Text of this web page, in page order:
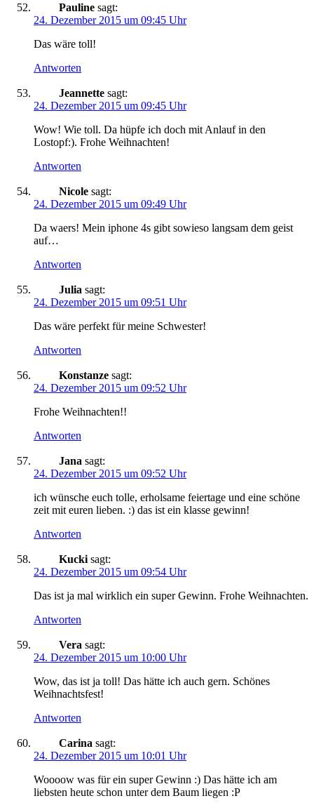
Pauline sagt:
24. Dezember 2015 um 09:45 Uhr
Das wäre toll!
Antworten
Jeannette sagt:
24. Dezember 2015 um 09:45 Uhr
Wow! Wie toll. Da hüpfe ich doch mit Anlauf in den
Lostopf:). Frohe Weihnachten!
Antworten
Nicole sagt:
24. Dezember 2015 um 09:49 Uhr
Da waers! Mein iphone 4s gibt sowieso langsam dem geist
auf…
Antworten
Julia sagt:
24. Dezember 2015 um 09:51 Uhr
Das wäre perfekt für meine Schwester!
Antworten
Konstanze sagt:
24. Dezember 2015 um 09:52 Uhr
Frohe Weihnachten!!
Antworten
Jana sagt:
24. Dezember 2015 um 09:52 Uhr
ich wünsche euch tolle, erholsame feiertage und eine schöne
zeit mit euren lieben. :) das ist ein klasse gewinn!
Antworten
Kucki sagt:
24. Dezember 2015 um 09:54 Uhr
Das ist ja mal wirklich ein super Gewinn. Frohe Weihnachten.
Antworten
Vera sagt:
24. Dezember 2015 um 10:00 Uhr
Wow, das ist ja toll! Das hätte ich auch gern. Schönes
Weihnachtsfest!
Antworten
Carina sagt:
24. Dezember 2015 um 10:01 Uhr
Woooow was für ein super Gewinn :) Das hätte ich am
liebsten heute schon unter dem Baum liegen :P